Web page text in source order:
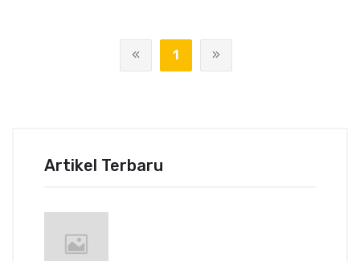
1
Artikel Terbaru